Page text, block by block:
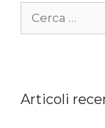
per:
Articoli